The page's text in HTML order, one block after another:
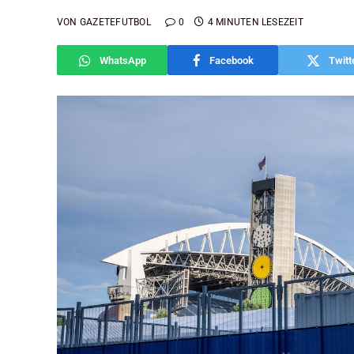
VON GAZETEFUTBOL 0 4 MINUTEN LESEZEIT
WhatsApp Facebook